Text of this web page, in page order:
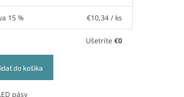
15 % €10,34 / ks
Ušetríte €0
do košíka
pásy